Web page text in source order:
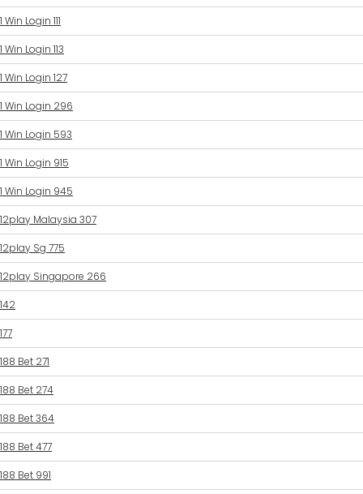
1 Win Login 111
1 Win Login 113
1 Win Login 127
1 Win Login 296
1 Win Login 593
1 Win Login 915
1 Win Login 945
12play Malaysia 307
12play Sg 775
12play Singapore 266
142
177
188 Bet 271
188 Bet 274
188 Bet 364
188 Bet 477
188 Bet 991